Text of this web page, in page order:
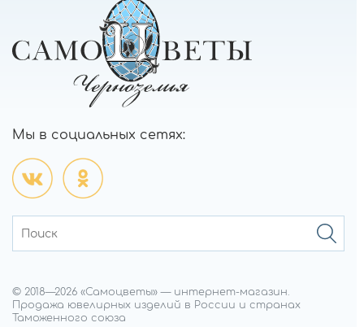
Мы в социальных сетях:
© 2018—2026 «Самоцветы» — интернет-магазин.
Продажа ювелирных изделий в России и странах
Таможенного союза